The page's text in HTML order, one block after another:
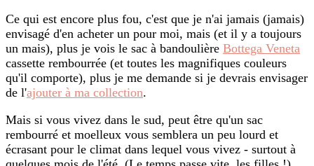
Ce qui est encore plus fou, c'est que je n'ai jamais (jamais)
envisagé d'en acheter un pour moi, mais (et il y a toujours
un mais), plus je vois le sac à bandoulière Bottega Veneta
cassette rembourrée (et toutes les magnifiques couleurs
qu'il comporte), plus je me demande si je devrais envisager
de l'ajouter à ma collection.
Mais si vous vivez dans le sud, peut être qu'un sac
rembourré et moelleux vous semblera un peu lourd et
écrasant pour le climat dans lequel vous vivez - surtout à